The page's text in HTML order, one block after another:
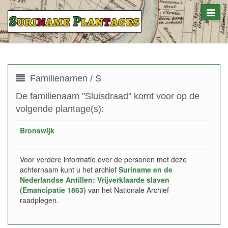
Toggle
Familienamen / S
De familienaam "Sluisdraad" komt voor op de
volgende plantage(s):
Bronswijk
Voor verdere informatie over de personen met deze
achternaam kunt u het archief Suriname en de
Nederlandse Antillen: Vrijverklaarde slaven
(Emancipatie 1863) van het Nationale Archief
raadplegen.